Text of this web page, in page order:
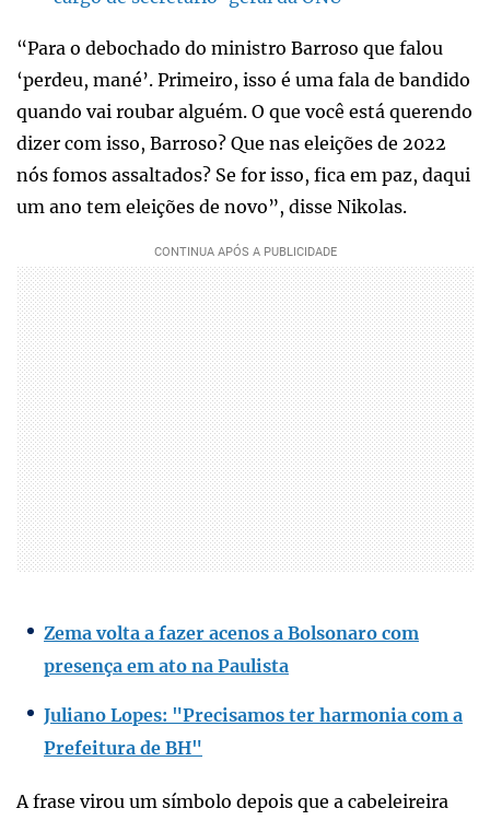
“Para o debochado do ministro Barroso que falou
‘perdeu, mané’. Primeiro, isso é uma fala de bandido
quando vai roubar alguém. O que você está querendo
dizer com isso, Barroso? Que nas eleições de 2022
nós fomos assaltados? Se for isso, fica em paz, daqui
um ano tem eleições de novo”, disse Nikolas.
Zema volta a fazer acenos a Bolsonaro com
presença em ato na Paulista
Juliano Lopes: "Precisamos ter harmonia com a
Prefeitura de BH"
A frase virou um símbolo depois que a cabeleireira